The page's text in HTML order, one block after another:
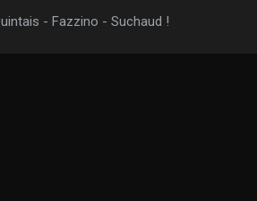
- Fazzino - Suchaud !